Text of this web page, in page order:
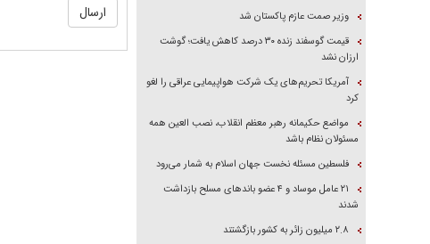
وزیر صمت عازم پاکستان شد
قیمت گوسفند زنده ۳۰ درصد کاهش یافت؛ گوشت
ارزان نشد
آمریکا تحریم‌های یک شرکت هواپیمایی عراقی را لغو
کرد
مواضع حکیمانه رهبر معظم انقلاب، نصب العین همه
مسئولان نظام باشد
فلسطین مسئله نخست جهان اسلام به شمار می‌رود
۲۱ عامل موساد و ۴ عضو باند‌های مسلح بازداشت
شدند
۲.۸ میلیون زائر به کشور بازگشتند